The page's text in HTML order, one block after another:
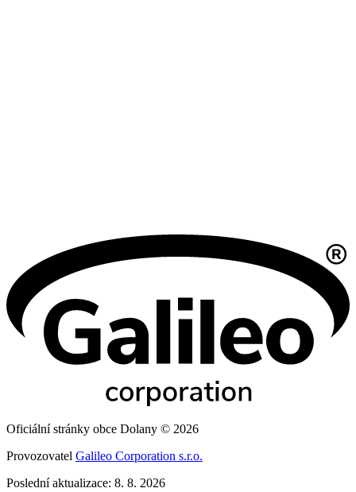
Oficiální stránky obce Dolany © 2026
Provozovatel Galileo Corporation s.r.o.
Poslední aktualizace: 8. 8. 2026